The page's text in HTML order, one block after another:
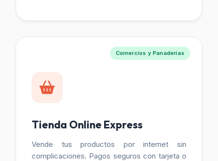
Comercios y Panaderías
Tienda Online Express
Vende tus productos por internet sin
complicaciones. Pagos seguros con tarjeta o